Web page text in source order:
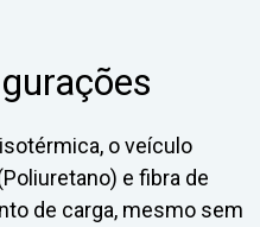
o veículo
e fibra de
de carga, mesmo sem